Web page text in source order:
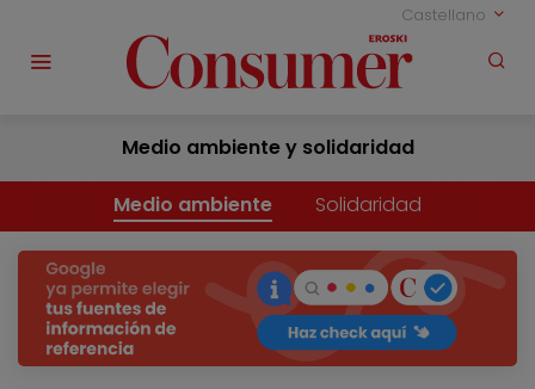
Castellano
Medio ambiente y solidaridad
Medio ambiente Solidaridad